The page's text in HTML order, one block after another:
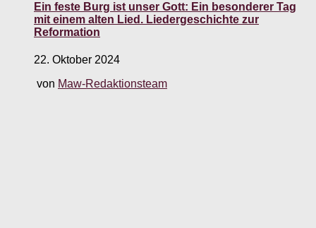
Ein feste Burg ist unser Gott: Ein besonderer Tag
mit einem alten Lied. Liedergeschichte zur
Reformation
22. Oktober 2024
von Maw-Redaktionsteam